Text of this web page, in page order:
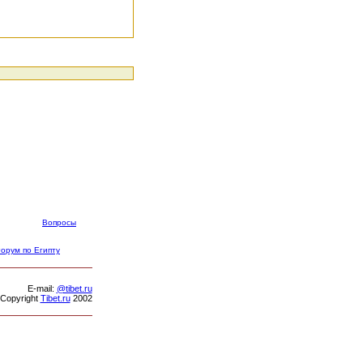
Вопросы
по Египту
Е-mail: @tibet.ru
Copyright Tibet.ru2002